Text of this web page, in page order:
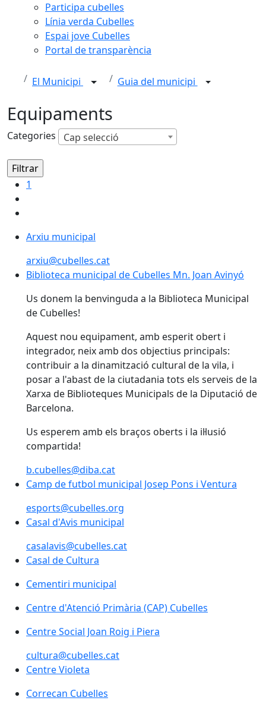
Participa cubelles
Línia verda Cubelles
Espai jove Cubelles
Portal de transparència
El Municipi Guia del municipi
Equipaments
Categories Cap selecció
1
Arxiu municipal
Arxiu municipal
arxiu@cubelles.cat
Biblioteca municipal de Cubelles Mn. Joan Avinyó
Biblioteca municipal de Cubelles Mn. Joan Avinyó
Us donem la benvinguda a la Biblioteca Municipal
de Cubelles!
Aquest nou equipament, amb esperit obert i
integrador, neix amb dos objectius principals:
contribuir a la dinamització cultural de la vila, i
posar a l'abast de la ciutadania tots els serveis de la
Xarxa de Biblioteques Municipals de la Diputació de
Barcelona.
Us esperem amb els braços oberts i la il·lusió
compartida!
b.cubelles@diba.cat
Camp de futbol municipal Josep Pons i Ventura
Camp de futbol municipal Josep Pons i Ventura
esports@cubelles.org
Casal d'Avis municipal
Casal d'Avis municipal
casalavis@cubelles.cat
Casal de Cultura
Casal de Cultura
Cementiri municipal
Cementiri municipal
Centre d'Atenció Primària (CAP) Cubelles
Centre d'Atenció Primària (CAP) Cubelles
Centre Social Joan Roig i Piera
Centre Social Joan Roig i Piera
cultura@cubelles.cat
Centre Violeta
Centre Violeta
Correcan Cubelles
Correcan Cubelles